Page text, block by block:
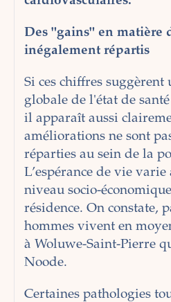
Des "gains" en matière
inégalement répartis
Si ces chiffres
globale de l'état de
il apparaît aussi
améliorations ne sont
réparties au sein de la
L’espérance de vie
niveau socio-
résidence. On constate,
hommes vivent en
à Woluwe-Saint-Pierre
Noode.
Certaines pathologies